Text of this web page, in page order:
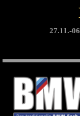
27.11.-